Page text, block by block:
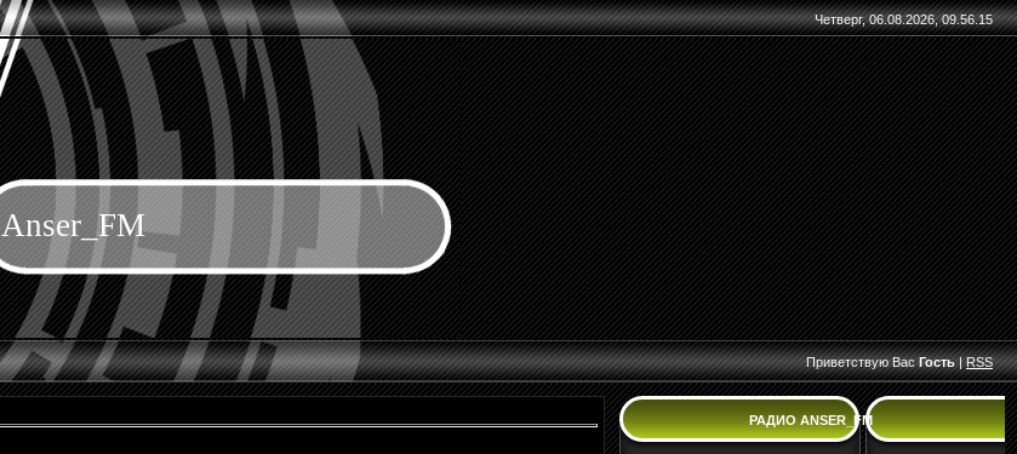
Четверг, 06.08.2026, 09.56.15
Anser_FM
Приветствую Вас Гость|RSS
РАДИО ANSER_FM